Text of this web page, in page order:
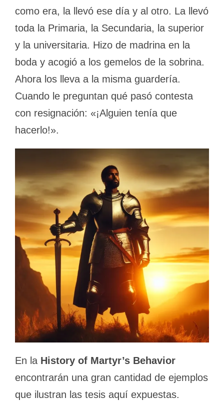
como era, la llevó ese día y al otro. La llevó
toda la Primaria, la Secundaria, la superior
y la universitaria. Hizo de madrina en la
boda y acogió a los gemelos de la sobrina.
Ahora los lleva a la misma guardería.
Cuando le preguntan qué pasó contesta
con resignación: «¡Alguien tenía que
hacerlo!».
En la History of Martyr’s Behavior
encontrarán una gran cantidad de ejemplos
que ilustran las tesis aquí expuestas.